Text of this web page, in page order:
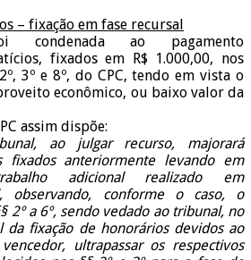
– fixação em fase recursal
ao pagamento
fixados em R$ 1.000,00, nos
3º e 8º, do CPC, tendo em vista o
econômico, ou baixo valor da
assim dispõe:
ao julgar recurso, majorará
fixados anteriormente levando em
adicional realizado em
observando, conforme o caso, o
2º a 6º, sendo vedado ao tribunal, no
da fixação de honorários devidos ao
ultrapassar os respectivos